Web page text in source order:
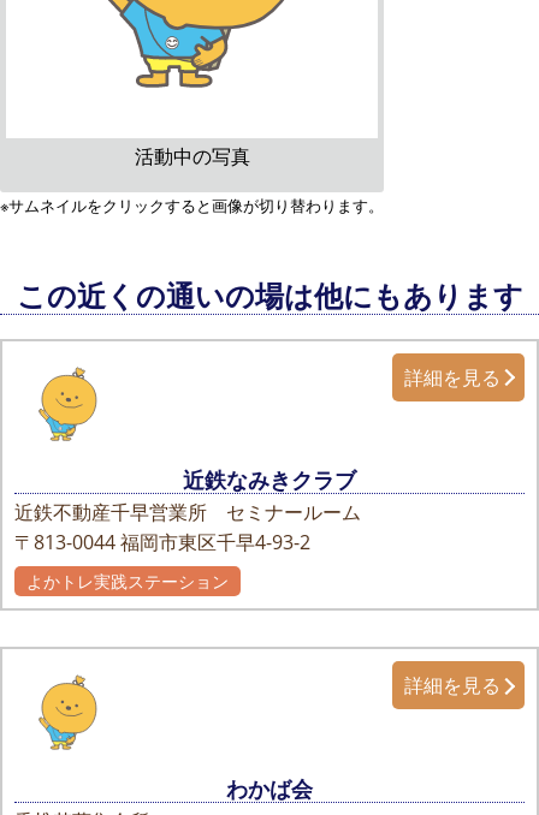
活動中の写真
※サムネイルをクリックすると画像が切り替わります。
この近くの通いの場は他にもあります
近鉄なみきクラブ
近鉄不動産千早営業所 セミナールーム
〒813-0044福岡市東区千早4-93-2
詳細を見る
よかトレ実践ステーション
わかば会
詳細を見る